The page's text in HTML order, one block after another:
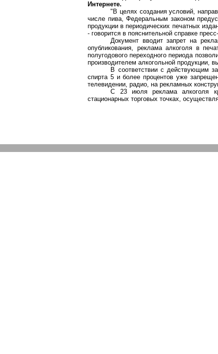
Интернете.
"В целях создания условий,
числе пива, Федеральным законом
продукции в периодических печатных
- говорится в пояснительной справке
Документ вводит запрет на
опубликования, реклама алкоголя в
полугодового переходного периода
производителем алкогольной продукции,
В соответствии с действующим
спирта 5 и более процентов уже
телевидении, радио, на рекламных
С 23 июля реклама алкоголя
стационарных торговых точках,